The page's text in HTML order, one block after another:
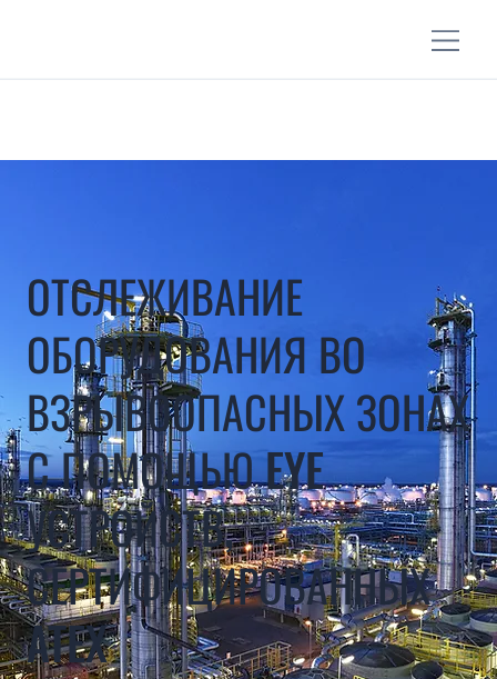
ОТСЛЕЖИВАНИЕ
ОБОРУДОВАНИЯ ВО
ВЗРЫВООПАСНЫХ ЗОНАХ
С ПОМОЩЬЮ EYE
УСТРОЙСТВ,
СЕРТИФИЦИРОВАННЫХ
ATEX